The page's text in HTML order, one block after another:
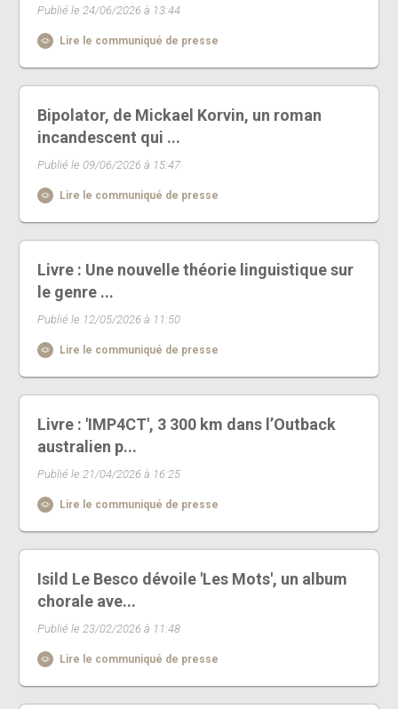
Publié le 24/06/2026 à 13:44
Lire le communiqué de presse
Bipolator, de Mickael Korvin, un roman
incandescent qui ...
Publié le 09/06/2026 à 15:47
Lire le communiqué de presse
Livre : Une nouvelle théorie linguistique sur
le genre ...
Publié le 12/05/2026 à 11:50
Lire le communiqué de presse
Livre : 'IMP4CT', 3 300 km dans l’Outback
australien p...
Publié le 21/04/2026 à 16:25
Lire le communiqué de presse
Isild Le Besco dévoile 'Les Mots', un album
chorale ave...
Publié le 23/02/2026 à 11:48
Lire le communiqué de presse